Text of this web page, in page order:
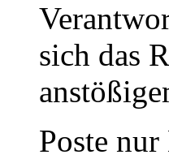
sich das
Poste